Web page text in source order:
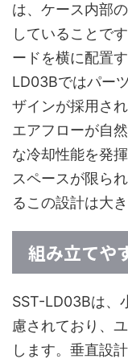
は、ケース内部
していることで
ードを横に配置
LD03Bではパー
ザインが採用さ
エアフローが自
な冷却性能を発
スペースが限ら
るこの設計は大
組み立てや
SST-LD03Bは、
慮されており、
します。垂直設